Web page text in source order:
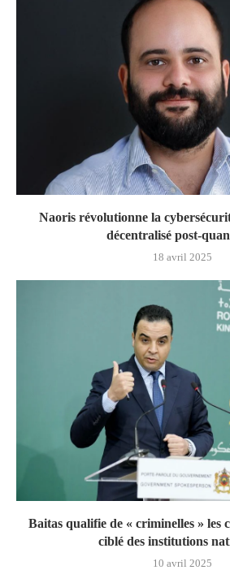
Naoris révolutionne la
décentralisé post-
18 avril 2025
Baitas qualifie de « criminelles » les
ciblé des institutions
10 avril 2025